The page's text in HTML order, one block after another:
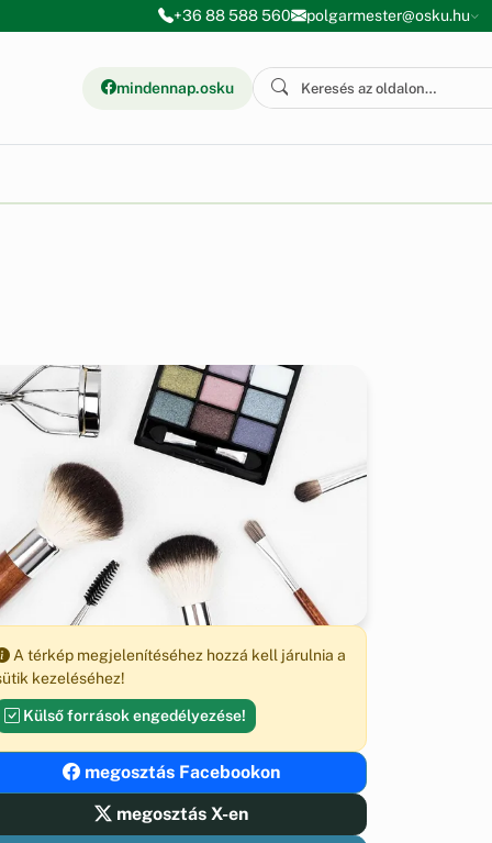
+36 88 588 560 polgarmester@osku.hu
mindennap.osku
A térkép megjelenítéséhez hozzá kell járulnia a
kezeléséhez!
Külső források engedélyezése!
megosztás Facebookon
megosztás X-en